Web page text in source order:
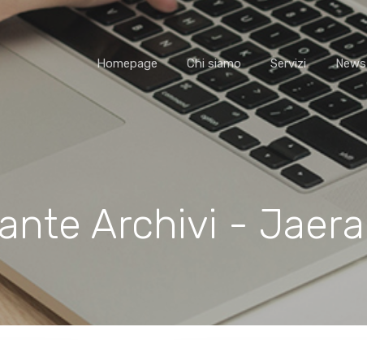
Homepage Chi siamo Servizi News
Archivi - Jaera